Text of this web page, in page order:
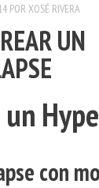
PORXOSÉ RIVERA
UN
un
con